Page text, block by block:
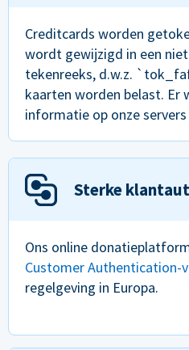
Creditcards worden
wordt gewijzigd in een
tekenreeks, d.w.z.
kaarten worden belast. Er
informatie op onze
Sterke
Ons online
Customer Authentication-
regelgeving in Europa.